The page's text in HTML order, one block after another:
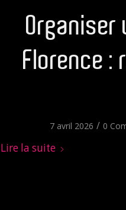
Organiser
Florence :
7 avril 2026 / 0
Lire la suite